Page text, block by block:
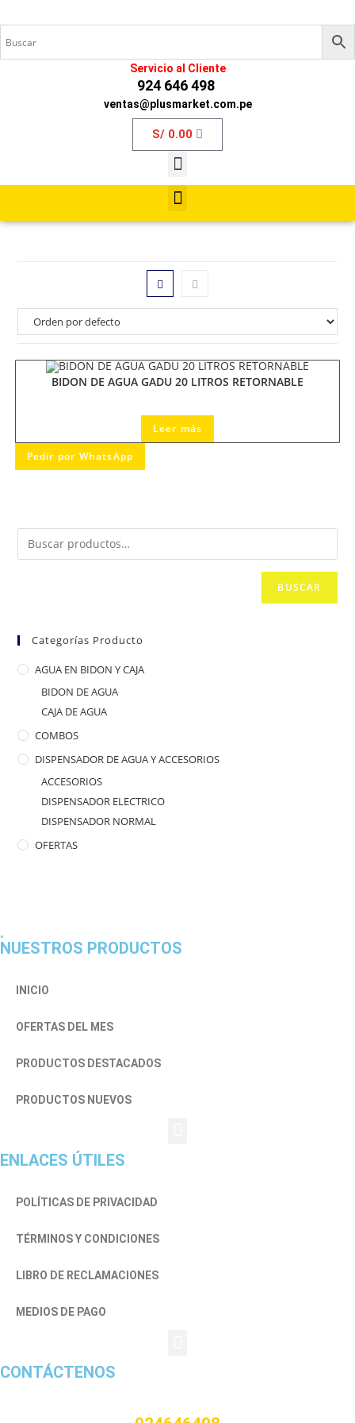
Servicio al Cliente
924 646 498
ventas@plusmarket.com.pe
S/0.00
BIDON DE AGUA GADU 20 LITROS RETORNABLE
Leer más
Pedir por WhatsApp
BUSCAR
Categorías Producto
AGUA EN BIDON Y CAJA
BIDON DE AGUA
CAJA DE AGUA
COMBOS
DISPENSADOR DE AGUA Y ACCESORIOS
ACCESORIOS
DISPENSADOR ELECTRICO
DISPENSADOR NORMAL
OFERTAS
.
NUESTROS PRODUCTOS
INICIO
OFERTAS DEL MES
PRODUCTOS DESTACADOS
PRODUCTOS NUEVOS
ENLACES ÚTILES
POLÍTICAS DE PRIVACIDAD
TÉRMINOS Y CONDICIONES
LIBRO DE RECLAMACIONES
MEDIOS DE PAGO
CONTÁCTENOS